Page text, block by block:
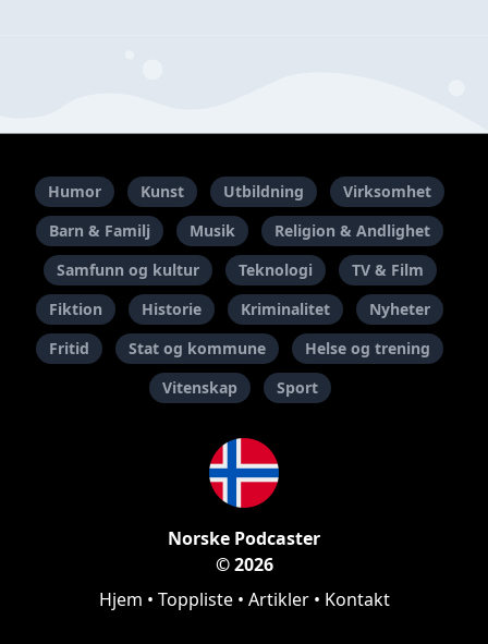
Humor Kunst Utbildning
Virksomhet
Barn & Familj
Musik
Religion & Andlighet
Samfunn og kultur
Teknologi
TV & Film
Fiktion
Historie Kriminalitet
Nyheter
Fritid
Stat og kommune
Helse og trening
Vitenskap
Sport
Norske Podcaster
© 2026
Hjem • Toppliste• Artikler• Kontakt